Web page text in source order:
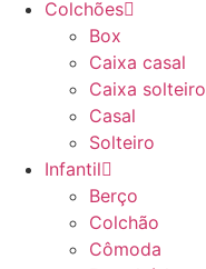
Colchões
Box
Caixa casal
Caixa solteiro
Casal
Solteiro
Infantil
Berço
Colchão
Cômoda